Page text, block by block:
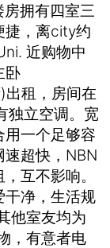
拥有四室三
捷，离city约
近购物中
卧
)出租，房间在
独立空调。宽
用一个足够容
超快， NBN
，互不影响。
干净，生活规
他室友均为
，有意者电